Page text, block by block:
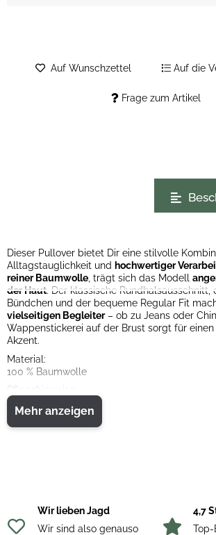
Frage zum Artikel
Auf Wunschzettel Auf die
Dieser Pullover bietet Dir eine stilvolle
Alltagstauglichkeit und hochwertiger
reiner Baumwolle , trägt sich das Modell
der Haut. Der klassische Rundhalsausschnitt,
Bündchen und der bequeme Regular Fit
vielseitigen Begleiter– ob zu Jeans oder
Wappenstickerei auf der Brust sorgt für
Akzent.
Material:
100 % Baumwolle
Pflegehinweise:
40 °C Buntwäsche
Nicht bleichen
Nicht im Wäschetrockner trocknen
Mehr anzeigen
Wir lieben Jagd
Wir sind also genauso
4,7